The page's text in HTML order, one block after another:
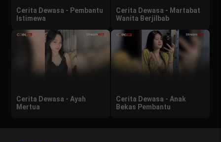
Cerita Dewasa - Pembantu
Istimewa
Cerita Dewasa - Martabat
Wanita Berjilbab
Cerita Dewasa - Ayah
Mertua
Cerita Dewasa - Anak
Bekas Pembantu